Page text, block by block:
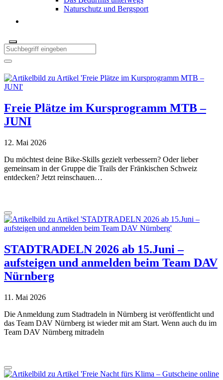
Naturschutz und Bergsport
Freie Plätze im Kursprogramm MTB –
JUNI
12. Mai 2026
Du möchtest deine Bike-Skills gezielt verbessern? Oder lieber
gemeinsam in der Gruppe die Trails der Fränkischen Schweiz
entdecken? Jetzt reinschauen…
STADTRADELN 2026 ab 15.Juni –
aufsteigen und anmelden beim Team DAV
Nürnberg
11. Mai 2026
Die Anmeldung zum Stadtradeln in Nürnberg ist veröffentlicht und
das Team DAV Nürnberg ist wieder mit am Start. Wenn auch du im
Team DAV Nürnberg mitradeln